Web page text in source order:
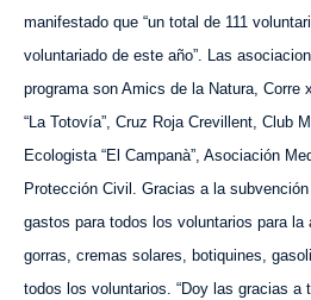
manifestado que “un total de 111
voluntariado de este año”. Las
programa son Amics de la Natura, Corre
“La Totovía”, Cruz Roja Crevillent, Club
Ecologista “El Campanà”, Asociación
Protección Civil. Gracias a la
gastos para todos los voluntarios para la
gorras, cremas solares, botiquines,
todos los voluntarios. “Doy las gracias a